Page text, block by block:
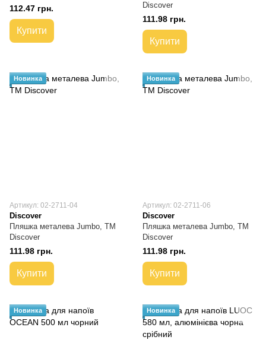
112.47 грн.
Купити
Discover
111.98 грн.
Купити
Новинка
Артикул: 02-2711-04
Discover
Пляшка металева Jumbo, TM
Discover
111.98 грн.
Купити
Новинка
Артикул: 02-2711-06
Discover
Пляшка металева Jumbo, TM
Discover
111.98 грн.
Купити
Новинка Новинка